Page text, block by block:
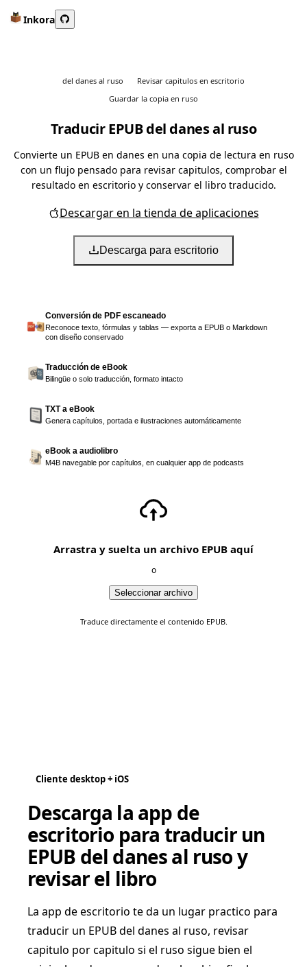
Inkora
del danes al ruso
Revisar capitulos en escritorio
Guardar la copia en ruso
Traducir EPUB del danes al ruso
Convierte un EPUB en danes en una copia de lectura en ruso
con un flujo pensado para revisar capitulos, comprobar el
resultado en escritorio y conservar el libro traducido.
Descargar en la tienda de aplicaciones
Descarga para escritorio
Conversión de PDF escaneado
Reconoce texto, fórmulas y tablas — exporta a EPUB o Markdown
con diseño conservado
Traducción de eBook
Bilingüe o solo traducción, formato intacto
TXT a eBook
Genera capítulos, portada e ilustraciones automáticamente
eBook a audiolibro
M4B navegable por capítulos, en cualquier app de podcasts
Arrastra y suelta un archivo EPUB aquí
o
Seleccionar archivo
Traduce directamente el contenido EPUB.
Cliente desktop + iOS
Descarga la app de
escritorio para traducir un
EPUB del danes al ruso y
revisar el libro
La app de escritorio te da un lugar practico para
traducir un EPUB del danes al ruso, revisar
capitulo por capitulo si el ruso sigue bien el